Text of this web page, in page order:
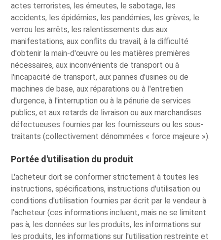
actes terroristes, les émeutes, le sabotage, les
accidents, les épidémies, les pandémies, les grèves, le
verrou les arrêts, les ralentissements dus aux
manifestations, aux conflits du travail, à la difficulté
d'obtenir la main-d'œuvre ou les matières premières
nécessaires, aux inconvénients de transport ou à
l'incapacité de transport, aux pannes d'usines ou de
machines de base, aux réparations ou à l'entretien
d'urgence, à l'interruption ou à la pénurie de services
publics, et aux retards de livraison ou aux marchandises
défectueuses fournies par les fournisseurs ou les sous-
traitants (collectivement dénommées « force majeure »).
Portée d'utilisation du produit
L'acheteur doit se conformer strictement à toutes les
instructions, spécifications, instructions d'utilisation ou
conditions d'utilisation fournies par écrit par le vendeur à
l'acheteur (ces informations incluent, mais ne se limitent
pas à, les données sur les produits, les informations sur
les produits, les informations sur l'utilisation restreinte et